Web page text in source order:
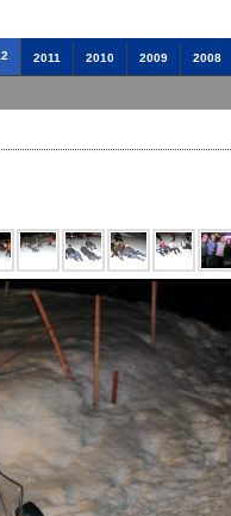
2011 2010 2009 2008